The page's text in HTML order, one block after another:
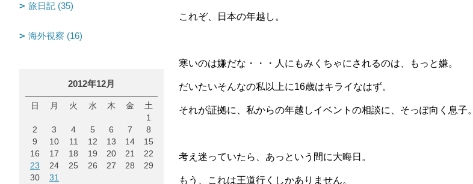
これぞ、日本の年越し。
寒いのは嫌だな・・・人にもみくちゃにされるのは、もっと嫌。
だいたいそんなの私以上に16歳はキライなはず。
それが証拠に、私からの年越しイベントの相談に、そっぽ向く息子。
考え迷っていたら、あっという間に大晦日。
もう、これは王道行くしかありません。
旅日記 (35)
海外視察 (16)
2012年12月
日 月 火 水 木 金
土
1
2
3 4 5 6 7
8
9
10 11 12 13 14
15
16
17 18 19 20 21
22
23
24 25 26 27 28
29
30
31